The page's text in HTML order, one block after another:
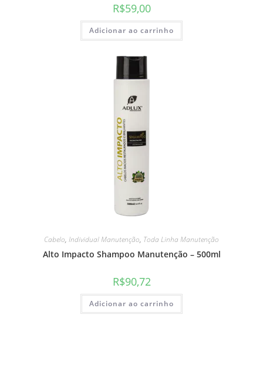
R$59,00
Adicionar ao carrinho
Cabelo, Individual Manutenção, Toda Linha Manutenção
Alto Impacto Shampoo Manutenção – 500ml
R$90,72
Adicionar ao carrinho